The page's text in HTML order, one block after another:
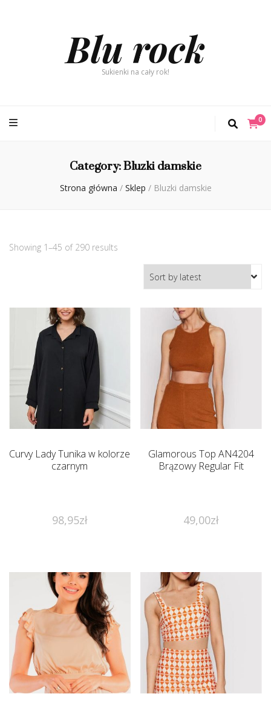
Blu rock
Sukienki na cały rok!
0
Category:Bluzki damskie
Strona główna / Sklep / Bluzki damskie
Showing 1–45 of 290 results
Curvy Lady Tunika w kolorze
czarnym
98,95zł
Glamorous Top AN4204
Brązowy Regular Fit
49,00zł